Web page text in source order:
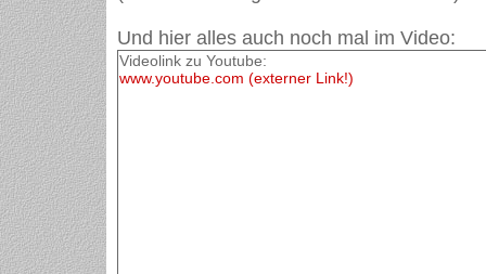
Und hier alles auch noch mal im Video:
Videolink zu Youtube:
www.youtube.com (externer Link!)